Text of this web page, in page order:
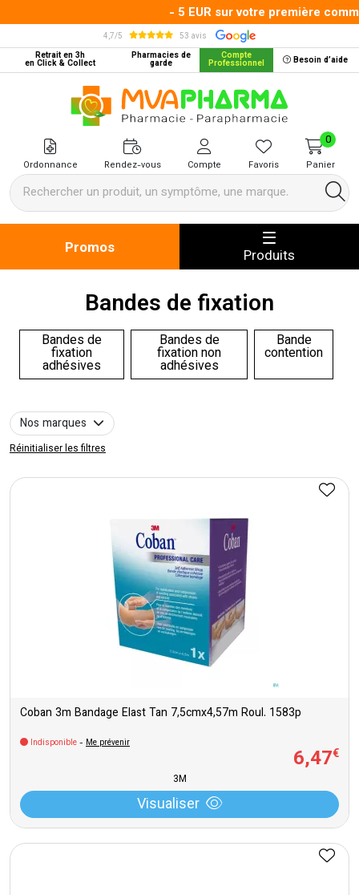
- 5 EUR sur votre première
4,7/5
53 avis
Retrait en 3h
en Click & Collect
Pharmacies de
garde
Compte
Professionnel Besoin d’aide
MVA Pharma Votre pharmacie
Ordonnance Rendez-vous Compte Favoris Panier
0
Promos Produits
Bandes de fixation
Bandes de
fixation
adhésives
Bandes de
fixation non
adhésives
Bande
contention
Nos marques
Réinitialiser les filtres
Coban 3m Bandage Elast Tan 7,5cmx4,57m Roul. 1583p
Indisponible - Me prévenir
6,47€
3M
Visualiser